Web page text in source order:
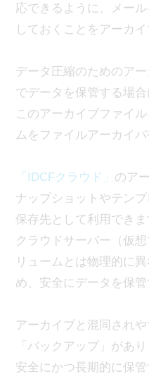
応できるように、メー
しておくことをアーカ
データ圧縮のためのア
でデータを保管する場合
このアーカイブファイ
ムをファイルアーカイ
「IDCFクラウド」 のア
ナップショットやテン
保存先として利用できま
クラウドサーバー（仮
リュームとは物理的に
め、安全にデータを保管
アーカイブと混同され
「バックアップ」があり
安全にかつ長期的に保